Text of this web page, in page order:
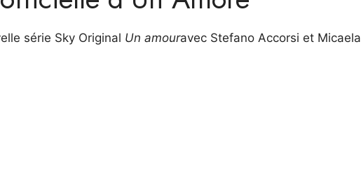
série Sky Original Un amouravec Stefano Accorsi et Micaela